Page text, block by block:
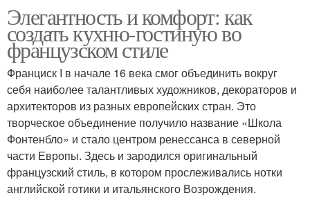
Элегантность и комфорт: как
создать кухню-гостиную во
французском стиле
Франциск I в начале 16 века смог объединить вокруг
себя наиболее талантливых художников, декораторов и
архитекторов из разных европейских стран. Это
творческое объединение получило название «Школа
Фонтенбло» и стало центром ренессанса в северной
части Европы. Здесь и зародился оригинальный
французский стиль, в котором прослеживались нотки
английской готики и итальянского Возрождения.